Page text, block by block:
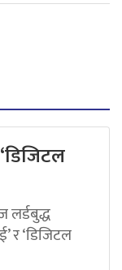
‘डिजिटल